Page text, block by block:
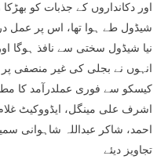
اور دکانداروں کے جذبات کو
شیڈول طے ہوا تھا، اس پر عمل
نیا شیڈول سختی سے نافذ ہوگا
انہوں نے بجلی کی غیر منصفی پر
کیسکو سے فوری عملدرآمد کا
اشرف علی مینگل، ایڈووکیٹ
احمد، شاکر عبداللہ شاہوانی
تجاویز دیئے